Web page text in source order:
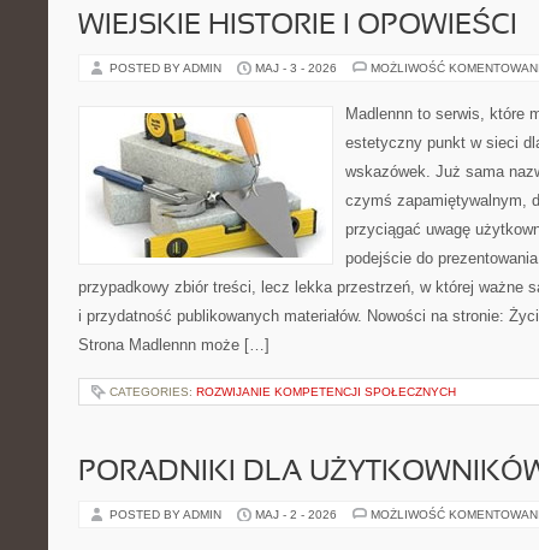
WIEJSKIE HISTORIE I OPOWIEŚCI
POSTED BY ADMIN MAJ - 3 - 2026 MOŻLIWOŚĆ
Madlennn to serwis, które
estetyczny punkt w sieci
wskazówek. Już sama
czymś zapamiętywalnym,
przyciągać uwagę
podejście do
przypadkowy zbiór treści, lecz lekka przestrzeń, w której ważne
i przydatność publikowanych materiałów. Nowości na stronie:
Strona Madlennn może […]
CATEGORIES: ROZWIJANIE KOMPETENCJI SPOŁECZNYCH
PORADNIKI DLA
POSTED BY ADMIN MAJ - 2 - 2026 MOŻLIWOŚĆ